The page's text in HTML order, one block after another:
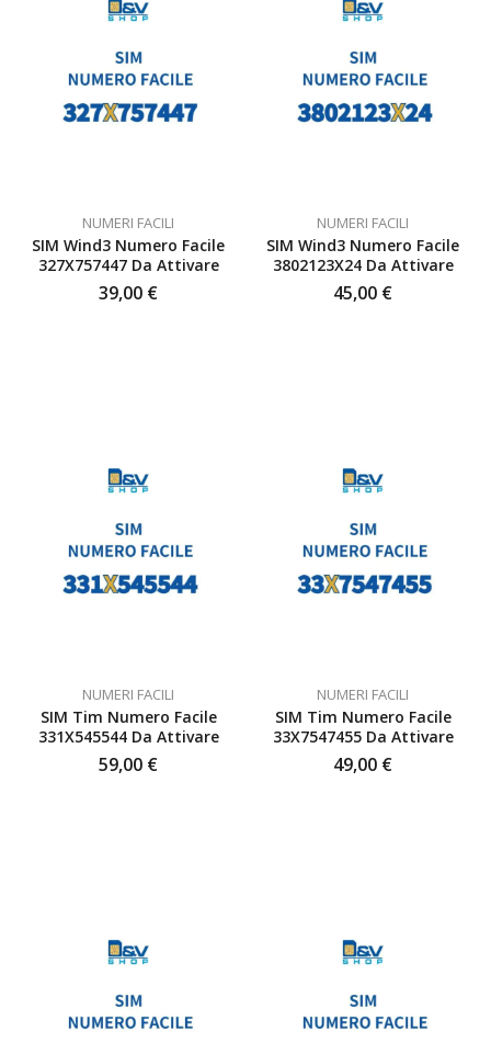
NUMERI FACILI
SIM Wind3 Numero Facile
327X757447 Da Attivare
39,00 €
NUMERI FACILI
SIM Wind3 Numero Facile
3802123X24 Da Attivare
45,00 €
NUMERI FACILI
SIM Tim Numero Facile
331X545544 Da Attivare
59,00 €
NUMERI FACILI
SIM Tim Numero Facile
33X7547455 Da Attivare
49,00 €